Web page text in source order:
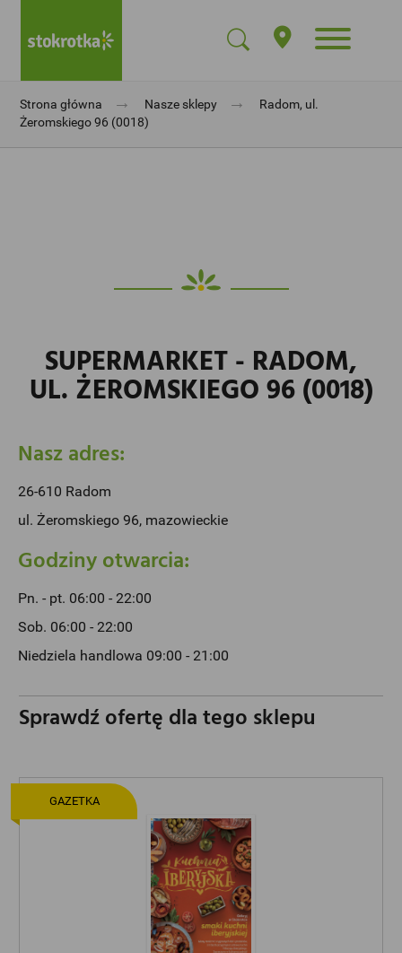
Strona główna → Nasze sklepy →
Radom, ul.
Żeromskiego 96 (0018)
SUPERMARKET - RADOM,
UL. ŻEROMSKIEGO 96 (0018)
Nasz adres:
26-610 Radom
ul. Żeromskiego 96, mazowieckie
Godziny otwarcia:
Pn. - pt. 06:00 - 22:00
Sob. 06:00 - 22:00
Niedziela handlowa 09:00 - 21:00
Sprawdź ofertę dla tego sklepu
GAZETKA